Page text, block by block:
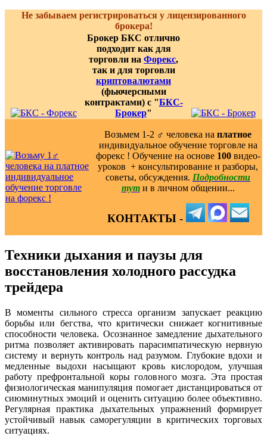
Не забываем регистрироваться у лицензированного
брокера!
Брокер БКС отлично
подходит как для
торговли на Форекс,
так и для торговли
криптовалютами
(фьючерсными
контрактами) с "БКС-
Брокер"
Возьмем 1-2 ‍♂️ человека на платное
индивидуальное обучение торговле на
форекс ! Обучение на основе 100видео-
уроков ️ + консультирование и разборы,
советы, обсуждения. Подробности
тут и в личном общении...
КОНТАКТЫ -
Техники дыхания и паузы для
восстановления холодного рассудка
трейдера
В моменты сильного стресса организм запускает реакцию
борьбы или бегства, что критически снижает когнитивные
способности человека. Осознанное замедление дыхательного
ритма позволяет активировать парасимпатическую нервную
систему и вернуть контроль над разумом. Глубокие вдохи и
медленные выдохи насыщают кровь кислородом, улучшая
работу префронтальной коры головного мозга. Эта простая
физиологическая манипуляция помогает дистанцироваться от
сиюминутных эмоций и оценить ситуацию более объективно.
Регулярная практика дыхательных упражнений формирует
устойчивый навык саморегуляции в критических торговых
ситуациях.